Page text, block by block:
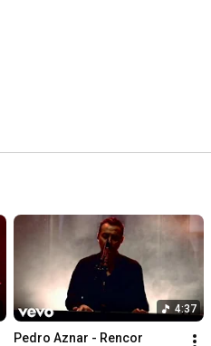
4:37
Pedro Aznar - Rencor